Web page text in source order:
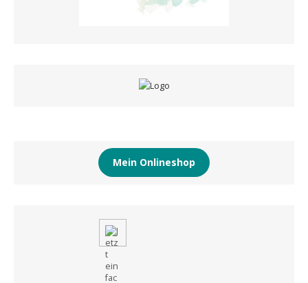
Mein Onlineshop